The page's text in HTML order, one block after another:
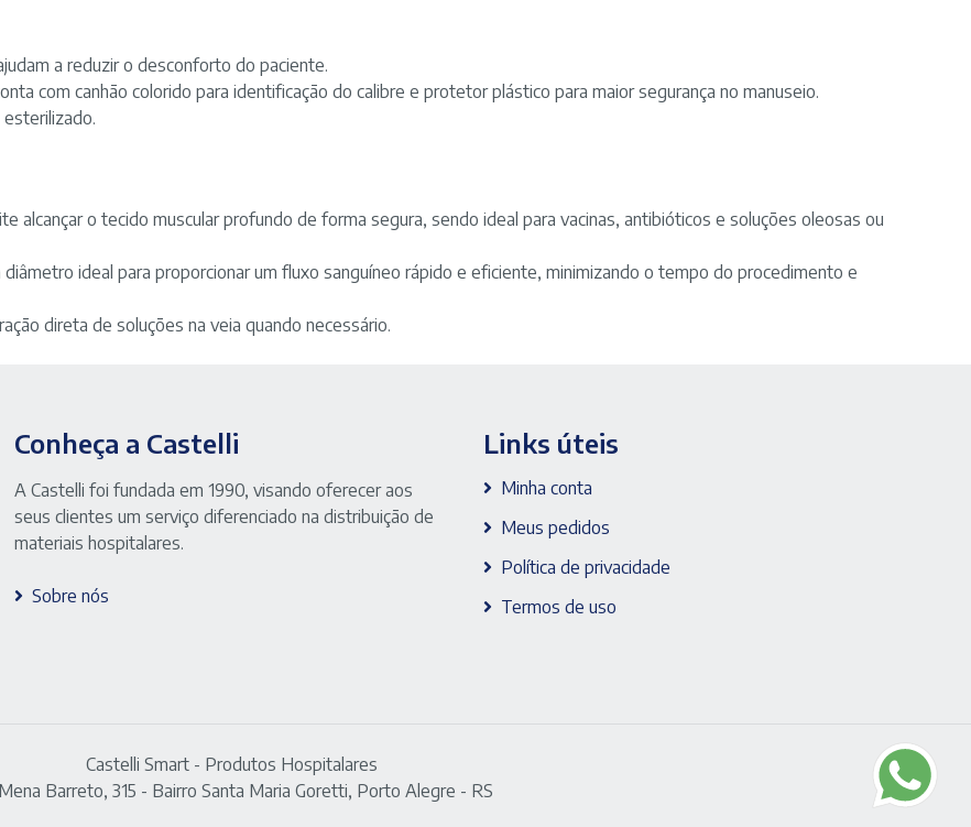
a reduzir o desconforto do paciente.
com canhão colorido para identificação do calibre e protetor plástico para maior segurança no manuseio.
alcançar o tecido muscular profundo de forma segura, sendo ideal para vacinas, antibióticos e soluções oleosas ou
ideal para proporcionar um fluxo sanguíneo rápido e eficiente, minimizando o tempo do procedimento e
direta de soluções na veia quando necessário.
Conheça a Castelli
A Castelli foi fundada em 1990, visando oferecer aos
seus clientes um serviço diferenciado na distribuição de
materiais hospitalares.
Sobre nós
Links úteis
Minha conta
Meus pedidos
Política de privacidade
Termos de uso
Castelli Smart - Produtos Hospitalares
Barreto, 315 - Bairro Santa Maria Goretti, Porto Alegre - RS